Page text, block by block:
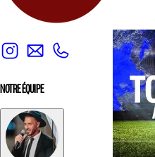
NOTRE ÉQUIPE